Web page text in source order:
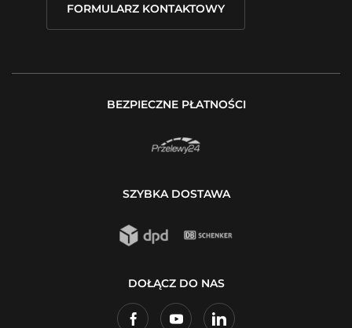
FORMULARZ KONTAKTOWY
BEZPIECZNE PŁATNOŚCI
SZYBKA DOSTAWA
DOŁĄCZ DO NAS